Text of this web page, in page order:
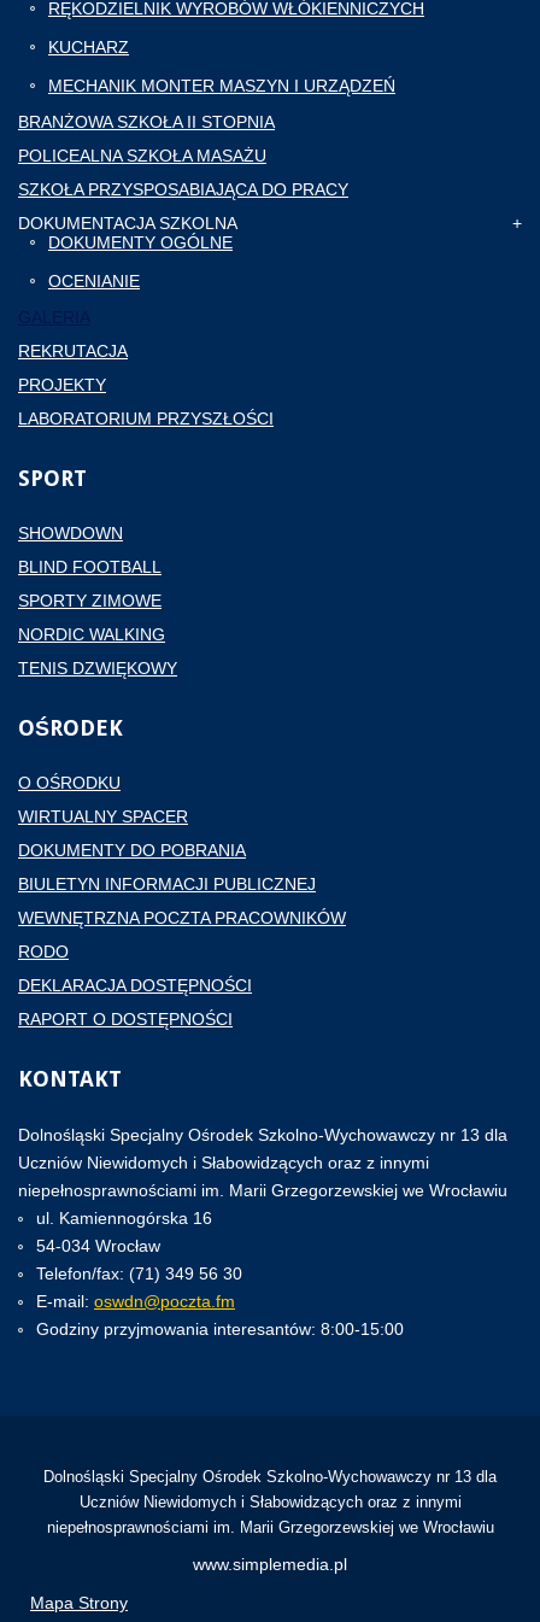
RĘKODZIELNIK WYROBÓW WŁÓKIENNICZYCH
KUCHARZ
MECHANIK MONTER MASZYN I URZĄDZEŃ
BRANŻOWA SZKOŁA II STOPNIA
POLICEALNA SZKOŁA MASAŻU
SZKOŁA PRZYSPOSABIAJĄCA DO PRACY
DOKUMENTACJA SZKOLNA
DOKUMENTY OGÓLNE
OCENIANIE
REKRUTACJA
PROJEKTY
LABORATORIUM PRZYSZŁOŚCI
SPORT
SHOWDOWN
BLIND FOOTBALL
SPORTY ZIMOWE
NORDIC WALKING
TENIS DZWIĘKOWY
OŚRODEK
O OŚRODKU
WIRTUALNY SPACER
DOKUMENTY DO POBRANIA
BIULETYN INFORMACJI PUBLICZNEJ
WEWNĘTRZNA POCZTA PRACOWNIKÓW
RODO
DEKLARACJA DOSTĘPNOŚCI
RAPORT O DOSTĘPNOŚCI
KONTAKT
Dolnośląski Specjalny Ośrodek Szkolno-Wychowawczy nr 13 dla
Uczniów Niewidomych i Słabowidzących oraz z innymi
niepełnosprawnościami im. Marii Grzegorzewskiej we Wrocławiu
ul. Kamiennogórska 16
54-034 Wrocław
Telefon/fax: (71) 349 56 30
E-mail: oswdn@poczta.fm
Godziny przyjmowania interesantów: 8:00-15:00
Dolnośląski Specjalny Ośrodek Szkolno-Wychowawczy nr 13 dla
Uczniów Niewidomych i Słabowidzących oraz z innymi
niepełnosprawnościami im. Marii Grzegorzewskiej we Wrocławiu
www.simplemedia.pl
Mapa Strony